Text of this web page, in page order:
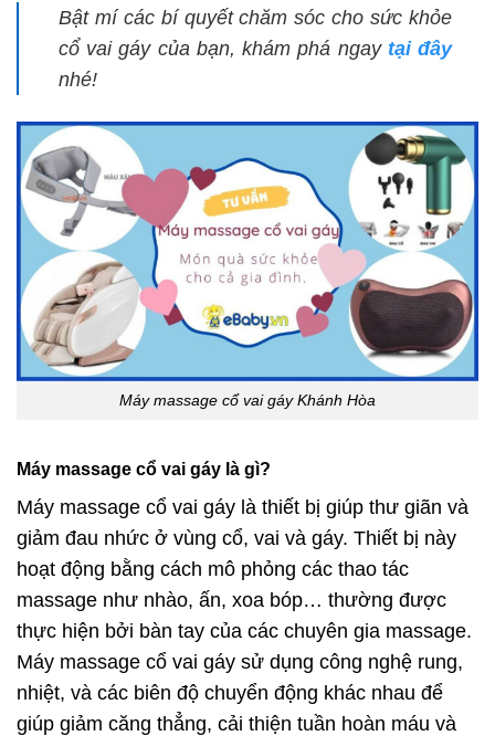
Bật mí các bí quyết chăm sóc cho sức khỏe
cổ vai gáy của bạn, khám phá ngay tại đây
nhé!
Máy massage cổ vai gáy Khánh Hòa
Máy massage cổ vai gáy là gì?
Máy massage cổ vai gáy là thiết bị giúp thư giãn và
giảm đau nhức ở vùng cổ, vai và gáy. Thiết bị này
hoạt động bằng cách mô phỏng các thao tác
massage như nhào, ấn, xoa bóp… thường được
thực hiện bởi bàn tay của các chuyên gia massage.
Máy massage cổ vai gáy sử dụng công nghệ rung,
nhiệt, và các biên độ chuyển động khác nhau để
giúp giảm căng thẳng, cải thiện tuần hoàn máu và